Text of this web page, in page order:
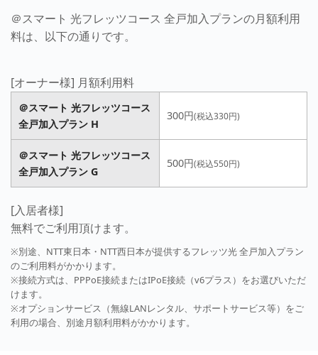
＠スマート 光フレッツコース 全戸加入プランの月額利用
料は、以下の通りです。
[オーナー様] 月額利用料
＠スマート 光フレッツコース
全戸加入プラン H
300円(税込330円)
＠スマート 光フレッツコース
全戸加入プラン G
500円(税込550円)
[入居者様]
無料でご利用頂けます。
※別途、NTT東日本・NTT西日本が提供するフレッツ光 全戸加入プラン
のご利用料がかかります。
※接続方式は、PPPoE接続またはIPoE接続（v6プラス）をお選びいただ
けます。
※オプションサービス（無線LANレンタル、サポートサービス等）をご
利用の場合、別途月額利用料がかかります。